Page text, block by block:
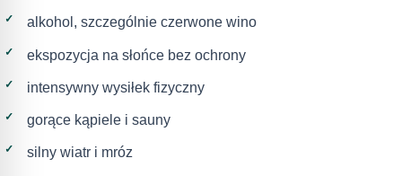
alkohol, szczególnie czerwone wino
ekspozycja na słońce bez ochrony
intensywny wysiłek fizyczny
gorące kąpiele i sauny
silny wiatr i mróz